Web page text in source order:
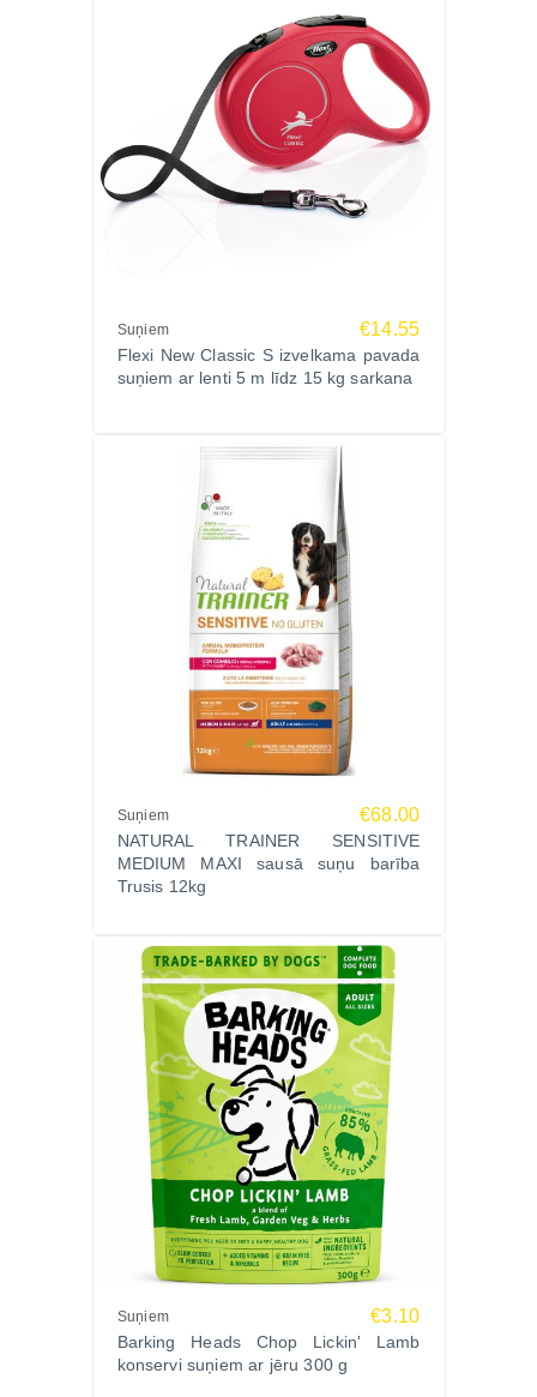
Suņiem €14.55
Flexi New Classic S izvelkama pavada
suņiem ar lenti 5 m līdz 15 kg sarkana
Suņiem €68.00
NATURAL TRAINER SENSITIVE
MEDIUM MAXI sausā suņu barība
Trusis 12kg
Suņiem €3.10
Barking Heads Chop Lickin' Lamb
konservi suņiem ar jēru 300 g